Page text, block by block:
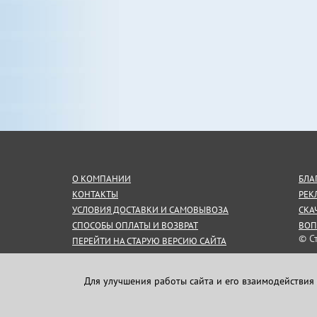
О КОМПАНИИ
КОНТАКТЫ
УСЛОВИЯ ДОСТАВКИ И САМОВЫВОЗА
СПОСОБЫ ОПЛАТЫ И ВОЗВРАТ
ПЕРЕЙТИ НА СТАРУЮ ВЕРСИЮ САЙТА
СОГЛАШЕНИЕ НА ОБРАБОТКУ
©
Для улучшения работы сайта и его